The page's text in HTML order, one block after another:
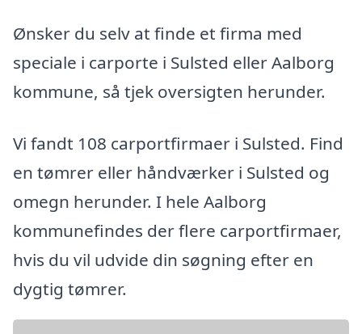
Ønsker du selv at finde et firma med
speciale i carporte i Sulsted eller Aalborg
kommune, så tjek oversigten herunder.
Vi fandt 108 carportfirmaer i Sulsted. Find
en tømrer eller håndværker i Sulsted og
omegn herunder. I hele Aalborg
kommunefindes der flere carportfirmaer,
hvis du vil udvide din søgning efter en
dygtig tømrer.